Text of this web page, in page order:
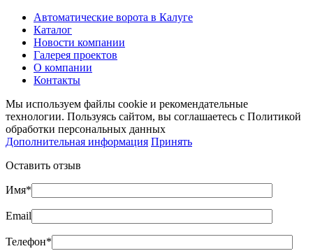
Автоматические ворота в Калуге
Каталог
Новости компании
Галерея проектов
О компании
Контакты
Мы используем файлы cookie и рекомендательные
технологии. Пользуясь сайтом, вы соглашаетесь с Политикой
обработки персональных данных
Дополнительная информация Принять
Оставить отзыв
Имя*
Email
Телефон*